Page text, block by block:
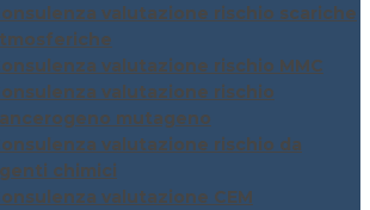
valutazione rischio scariche
valutazione rischio MMC
valutazione rischio
mutageno
valutazione rischio da
chimici
valutazione CEM